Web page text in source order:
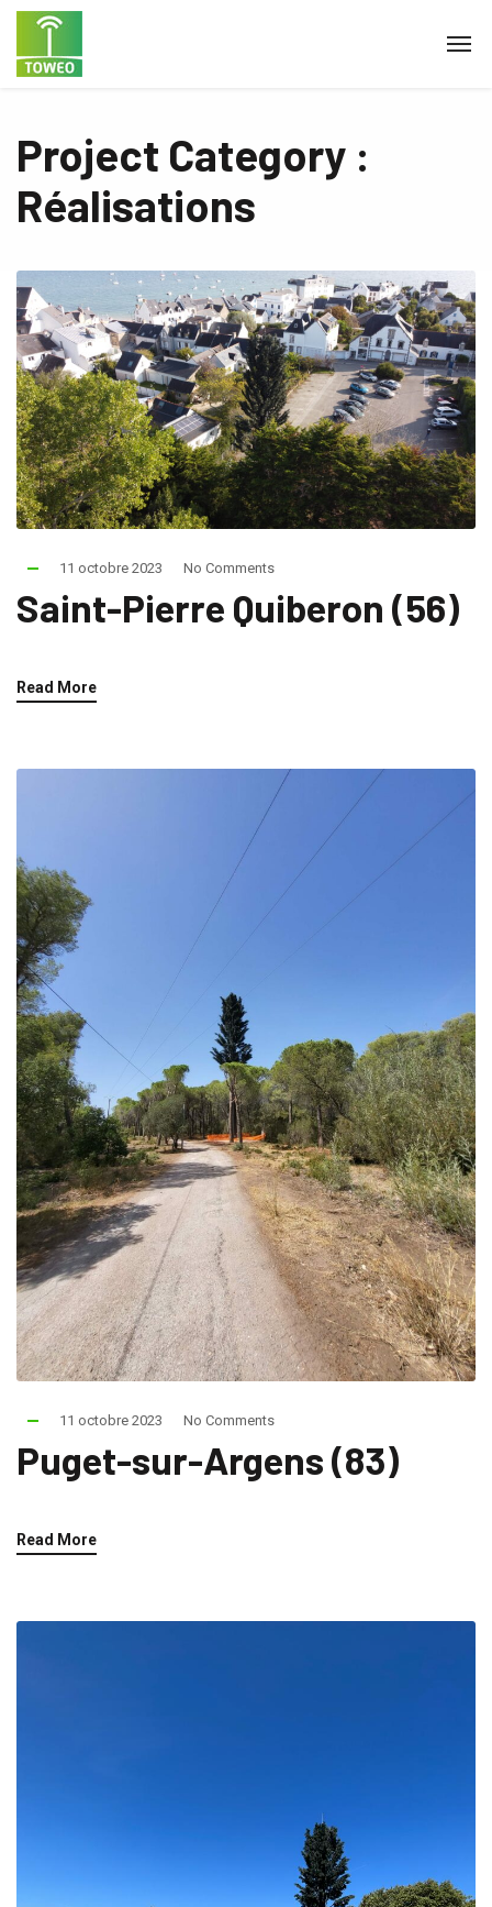
Project Category :
Réalisations
11 octobre 2023 No Comments
Saint-Pierre Quiberon (56)
Read More
11 octobre 2023 No Comments
Puget-sur-Argens (83)
Read More